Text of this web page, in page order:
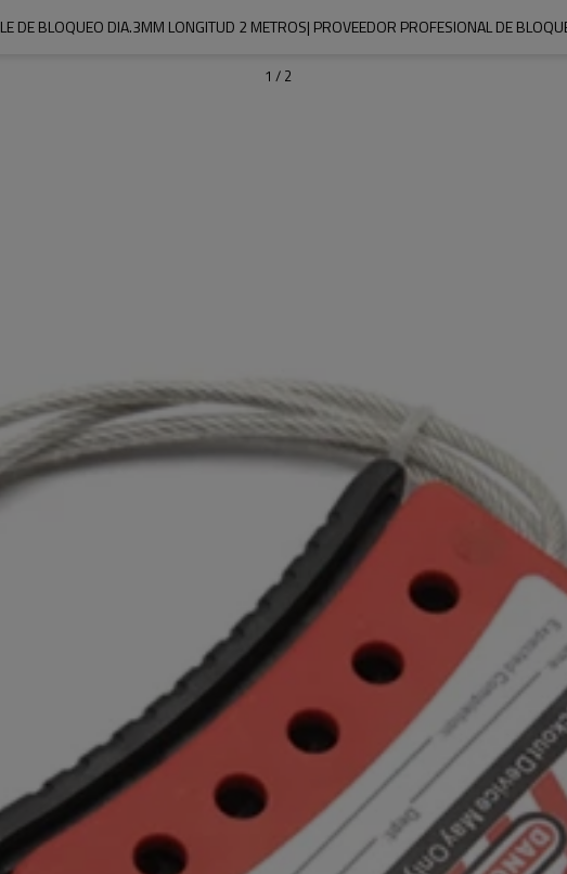
DE BLOQUEO DIA.3MM LONGITUD 2 METROS| PROVEEDOR PROFESIONAL DE
1 / 2